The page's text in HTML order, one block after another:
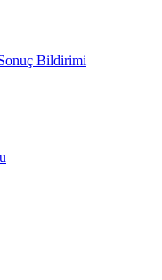
Bildirimi